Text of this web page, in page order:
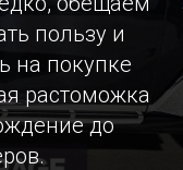
пользу и
на покупке
растоможка
до